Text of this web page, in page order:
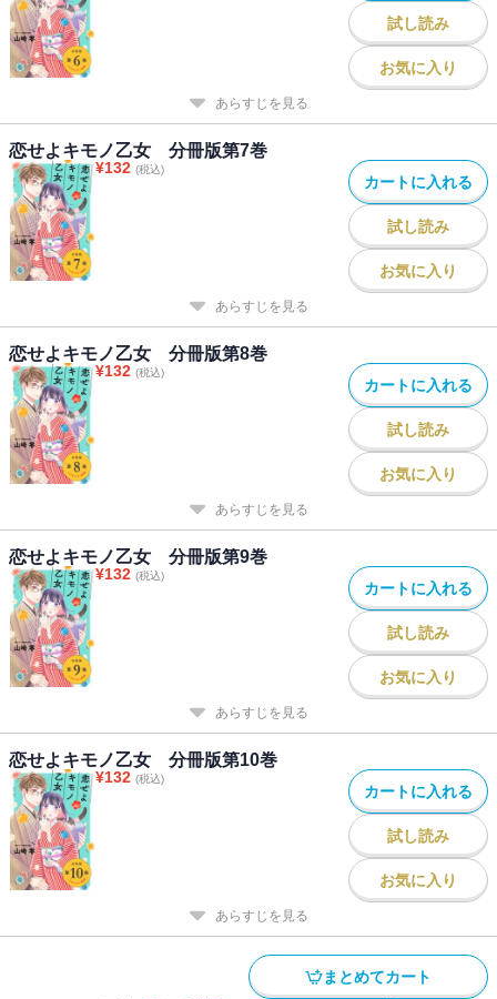
試し読み
お気に入り
あらすじを見る
恋せよキモノ乙女 分冊版第7巻
¥132 (税込)
カートに入れる
試し読み
お気に入り
あらすじを見る
恋せよキモノ乙女 分冊版第8巻
¥132 (税込)
カートに入れる
試し読み
お気に入り
あらすじを見る
恋せよキモノ乙女 分冊版第9巻
¥132 (税込)
カートに入れる
試し読み
お気に入り
あらすじを見る
恋せよキモノ乙女 分冊版第10巻
¥132 (税込)
カートに入れる
試し読み
お気に入り
あらすじを見る
まとめてカート